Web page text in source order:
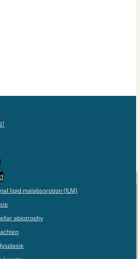
lipid malabsorption (ILM)
abiotrophy